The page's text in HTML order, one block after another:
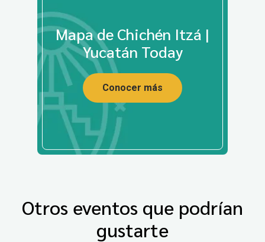
Mapa de Chichén Itzá |
Yucatán Today
Conocer más
Otros eventos que podrían
gustarte